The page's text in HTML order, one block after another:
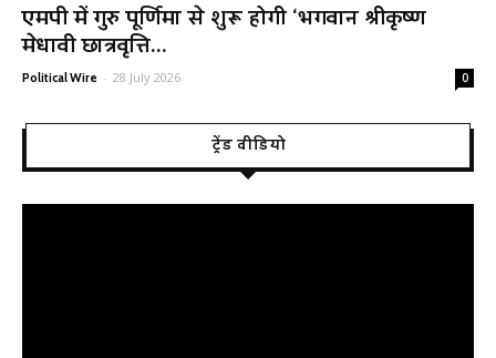
एमपी में गुरु पूर्णिमा से शुरू होगी ‘भगवान श्रीकृष्ण
मेधावी छात्रवृत्ति...
Political Wire - 28 July 2026 0
ट्रेंड वीडियो